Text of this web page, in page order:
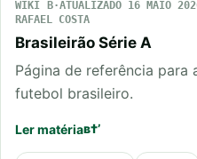
WIKI ATUALIZADO 16 MAIO
RAFAEL COSTA
Brasileirão Série A
Página de referência para
futebol brasileiro.
Ler matéria